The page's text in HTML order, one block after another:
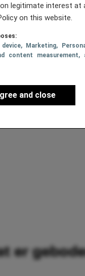
legitimate interest at
on this website.
, Marketing,
content measurement,
and close
er